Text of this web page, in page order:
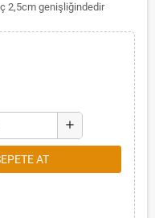
2,5cm genişliğindedir
add
AT